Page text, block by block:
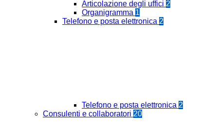
Articolazione degli uffici 2
Organigramma 1
Telefono e posta elettronica 2
Telefono e posta elettronica 2
Consulenti e collaboratori 20